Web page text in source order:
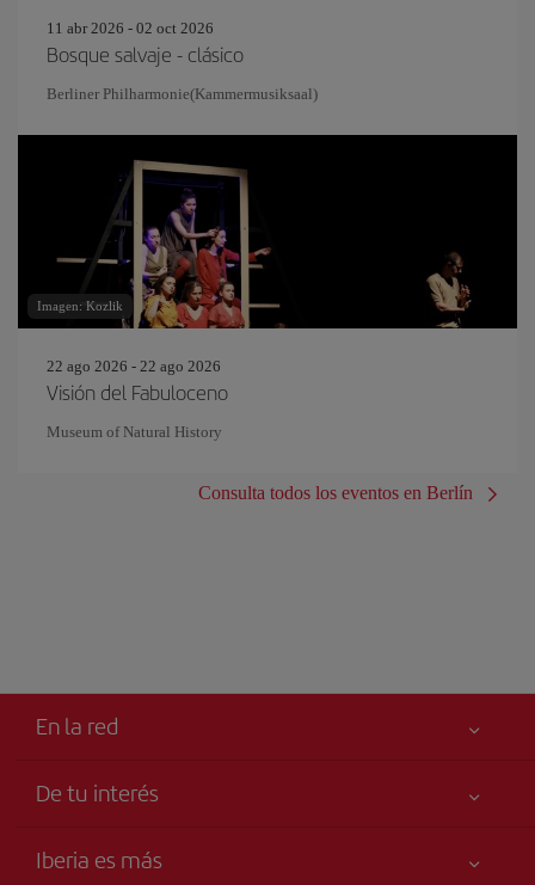
11 abr 2026 - 02 oct 2026
Bosque salvaje - clásico
Berliner Philharmonie(Kammermusiksaal)
Imagen: Kozlik
22 ago 2026 - 22 ago 2026
Visión del Fabuloceno
Museum of Natural History
Consulta todos los eventos en Berlín
En la red
De tu interés
Accesibilidad
Iberia es más